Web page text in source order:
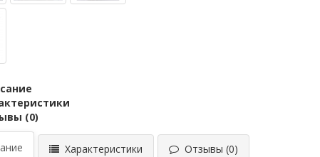
(0)
Характеристики Отзывы (0)